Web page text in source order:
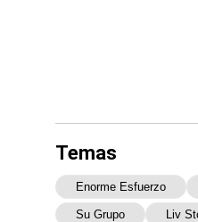
Temas
Enorme Esfuerzo
Su Grupo Liv